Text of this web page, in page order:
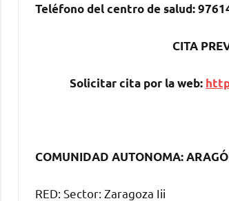
Teléfono del centro dе salud:
CITA
Solicitar cita pοr la web:
COMUNIDAD AUTONOMA:
RED: Sector: Zaragoza Iii